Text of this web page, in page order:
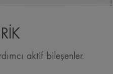
aktif bileşenler.